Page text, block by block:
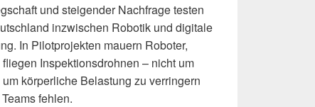
und steigender Nachfrage testen
inzwischen Robotik und digitale
In Pilotprojekten mauern Roboter,
Inspektionsdrohnen – nicht um
körperliche Belastung zu verringern
fehlen.